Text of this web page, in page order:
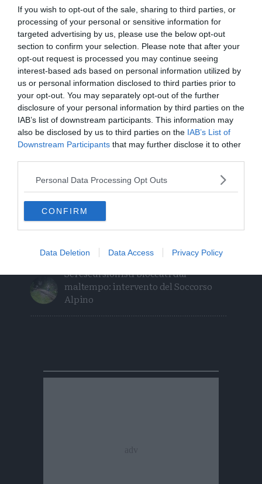
If you wish to opt-out of the sale, sharing to third parties, or
processing of your personal or sensitive information for
targeted advertising by us, please use the below opt-out
section to confirm your selection. Please note that after your
opt-out request is processed you may continue seeing
interest-based ads based on personal information utilized by
us or personal information disclosed to third parties prior to
your opt-out. You may separately opt-out of the further
disclosure of your personal information by third parties on the
IAB’s list of downstream participants. This information may
also be disclosed by us to third parties on the IAB’s List of
Downstream Participants that may further disclose it to other
Personal Data Processing Opt Outs
CONFIRM
Data Deletion Data Access Privacy Policy
I più letti
L'assalto al lago glaciale del Sorapiss:
un turista ci entra anche col sup
Solo venerdì un calo delle temperature
ma aumenteranno i temporali
Calceranica, bimbo e papà recuperati
nel lago a 8 metri di profondità
Tragedia in piscina: perde la vita un
ragazzo di Trento
Morto Mattia Maestri: aveva 13 anni, in
coma dal 2017 dopo un formaggio
Sei escursionisti bloccati dal
maltempo: intervento del Soccorso
Alpino